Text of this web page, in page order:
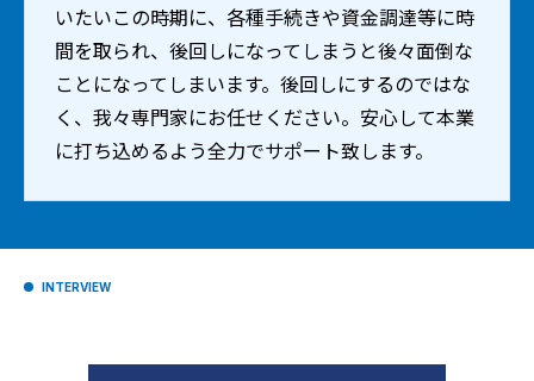
いたいこの時期に、各種手続きや資金調達等に時
間を取られ、後回しになってしまうと後々面倒な
ことになってしまいます。後回しにするのではな
く、我々専門家にお任せください。安心して本業
に打ち込めるよう全力でサポート致します。
INTERVIEW